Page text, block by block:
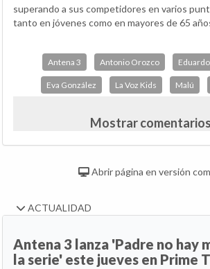
superando a sus competidores en varios
tanto en jóvenes como en mayores de 65
Antena 3 Antonio Orozco
Eva González La Voz Kids Malú
Mostrar
Abrir página en versión
ACTUALIDAD
Antena 3 lanza 'Padre no hay
la serie' este jueves en Prime